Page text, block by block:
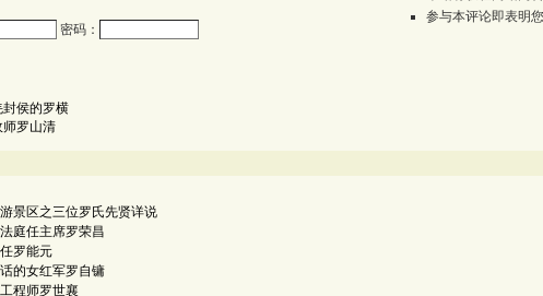
密码：
参与本评论即表明
封侯的罗横
师罗山清
景区之三位罗氏先贤详说
庭任主席罗荣昌
罗能元
的女红军罗自镛
程师罗世襄